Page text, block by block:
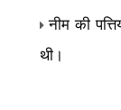
नीम की
थी।